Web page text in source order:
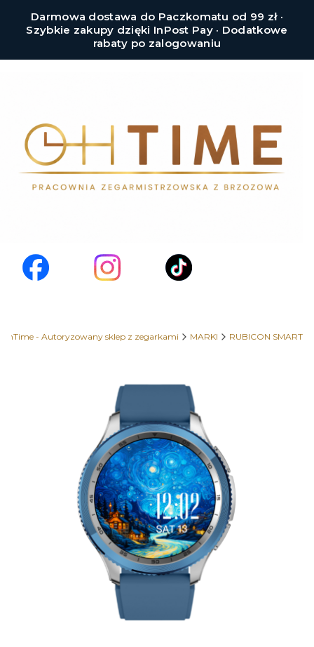
Darmowa dostawa do Paczkomatu od 99 zł ·
Szybkie zakupy dzięki InPost Pay · Dodatkowe
rabaty po zalogowaniu
OhTime - Autoryzowany sklep z zegarkami MARKI RUBICON SMART